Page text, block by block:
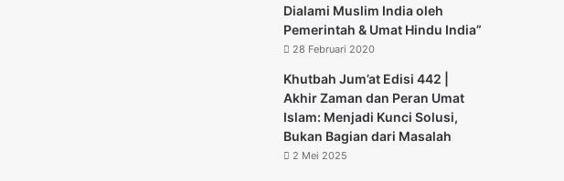
Dialami Muslim India oleh
Pemerintah & Umat Hindu India”
28 Februari 2020
Khutbah Jum’at Edisi 442 |
Akhir Zaman dan Peran Umat
Islam: Menjadi Kunci Solusi,
Bukan Bagian dari Masalah
2 Mei 2025